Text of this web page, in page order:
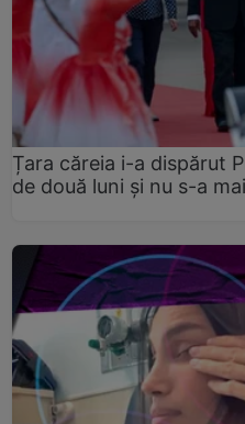
Țara căreia i-a dispărut
de două luni și nu s-a